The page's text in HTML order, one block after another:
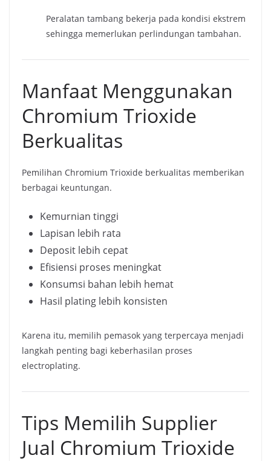
Peralatan tambang bekerja pada kondisi ekstrem
sehingga memerlukan perlindungan tambahan.
Manfaat Menggunakan
Chromium Trioxide
Berkualitas
Pemilihan Chromium Trioxide berkualitas memberikan
berbagai keuntungan.
Kemurnian tinggi
Lapisan lebih rata
Deposit lebih cepat
Efisiensi proses meningkat
Konsumsi bahan lebih hemat
Hasil plating lebih konsisten
Karena itu, memilih pemasok yang terpercaya menjadi
langkah penting bagi keberhasilan proses
electroplating.
Tips Memilih Supplier
Jual Chromium Trioxide